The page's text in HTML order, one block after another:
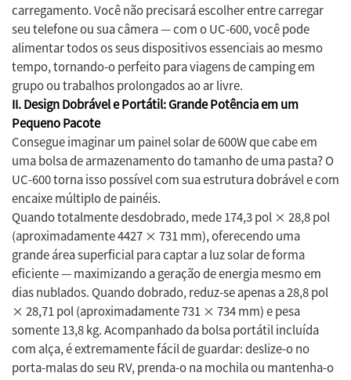
carregamento. Você não precisará escolher entre carregar
seu telefone ou sua câmera — com o UC-600, você pode
alimentar todos os seus dispositivos essenciais ao mesmo
tempo, tornando-o perfeito para viagens de camping em
grupo ou trabalhos prolongados ao ar livre.
II. Design Dobrável e Portátil: Grande Potência em um
Pequeno Pacote
Consegue imaginar um painel solar de 600W que cabe em
uma bolsa de armazenamento do tamanho de uma pasta? O
UC-600 torna isso possível com sua estrutura dobrável e com
encaixe múltiplo de painéis.
Quando totalmente desdobrado, mede 174,3 pol × 28,8 pol
(aproximadamente 4427 × 731 mm), oferecendo uma
grande área superficial para captar a luz solar de forma
eficiente — maximizando a geração de energia mesmo em
dias nublados. Quando dobrado, reduz-se apenas a 28,8 pol
× 28,71 pol (aproximadamente 731 × 734 mm) e pesa
somente 13,8 kg. Acompanhado da bolsa portátil incluída
com alça, é extremamente fácil de guardar: deslize-o no
porta-malas do seu RV, prenda-o na mochila ou mantenha-o